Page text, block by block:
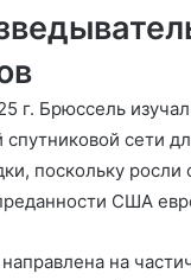
г. Брюссель
спутниковой сети
поскольку росли
США
на